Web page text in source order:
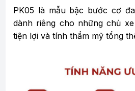
PK05 là mẫu bậc bước cơ
dành riêng cho những chủ
tiện lợi và tính thẩm mỹ tổng